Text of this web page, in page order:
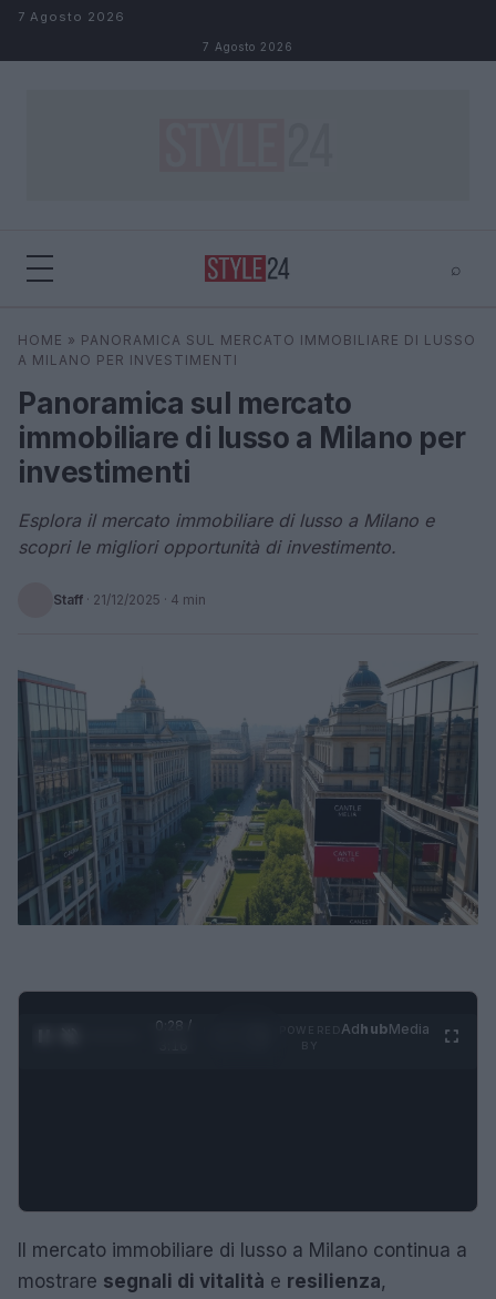
Salta al contenuto
7 Agosto 2026
7 Agosto 2026
⌕
Cerca ⌕ ×
HOME » PANORAMICA SUL MERCATO IMMOBILIARE DI LUSSO
A MILANO PER INVESTIMENTI
Panoramica sul mercato
immobiliare di lusso a Milano per
investimenti
Esplora il mercato immobiliare di lusso a Milano e
scopri le migliori opportunità di investimento.
Staff · 21/12/2025 · 4 min
0:29 /
AdhubMedia
Il mercato immobiliare di lusso a Milano continua a
mostrare segnali di vitalità e resilienza,